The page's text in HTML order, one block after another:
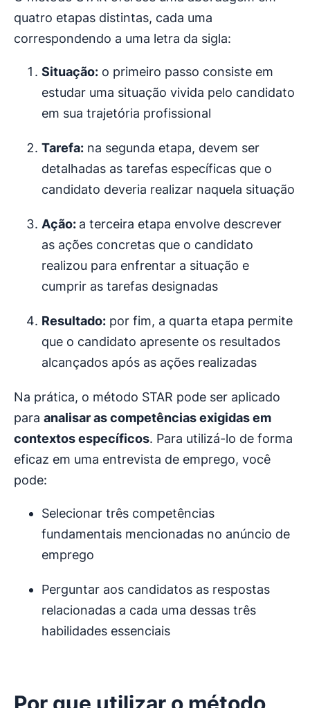
quatro etapas distintas, cada uma
correspondendo a uma letra da sigla:
Situação: o primeiro passo consiste em
estudar uma situação vivida pelo candidato
em sua trajetória profissional
Tarefa: na segunda etapa, devem ser
detalhadas as tarefas específicas que o
candidato deveria realizar naquela situação
Ação: a terceira etapa envolve descrever
as ações concretas que o candidato
realizou para enfrentar a situação e
cumprir as tarefas designadas
Resultado: por fim, a quarta etapa permite
que o candidato apresente os resultados
alcançados após as ações realizadas
Na prática, o método STAR pode ser aplicado
para analisar as competências exigidas em
contextos específicos. Para utilizá-lo de forma
eficaz em uma entrevista de emprego, você
pode:
Selecionar três competências
fundamentais mencionadas no anúncio de
emprego
Perguntar aos candidatos as respostas
relacionadas a cada uma dessas três
habilidades essenciais